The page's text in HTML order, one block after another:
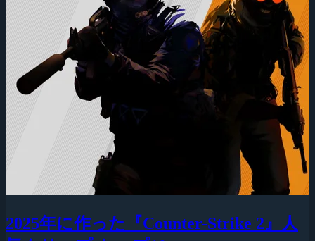
2025年に作った『Counter-Strike 2』人